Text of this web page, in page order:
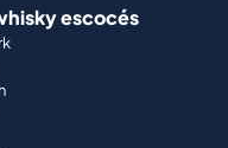
escocés